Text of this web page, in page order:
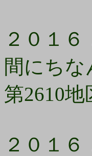
２０１
間にち
第2610
２０１